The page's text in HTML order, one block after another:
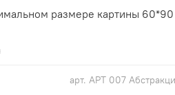
арт. АРТ 007
размере картины 60*90